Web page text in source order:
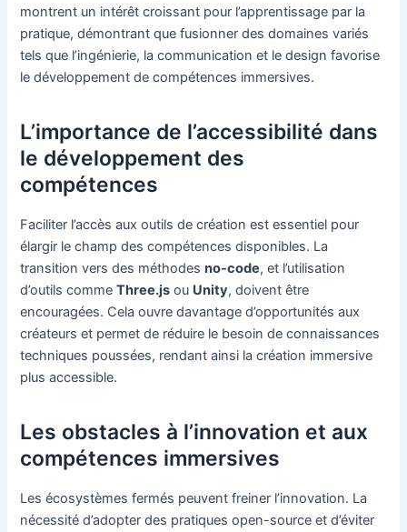
montrent un intérêt croissant pour l’apprentissage par la
pratique, démontrant que fusionner des domaines variés
tels que l’ingénierie, la communication et le design favorise
le développement de compétences immersives.
L’importance de l’accessibilité dans
le développement des
compétences
Faciliter l’accès aux outils de création est essentiel pour
élargir le champ des compétences disponibles. La
transition vers des méthodesno-code, et l’utilisation
d’outils commeThree.js ou Unity, doivent être
encouragées. Cela ouvre davantage d’opportunités aux
créateurs et permet de réduire le besoin de connaissances
techniques poussées, rendant ainsi la création immersive
plus accessible.
Les obstacles à l’innovation et aux
compétences immersives
Les écosystèmes fermés peuvent freiner l’innovation. La
nécessité d’adopter des pratiques open-source et d’éviter